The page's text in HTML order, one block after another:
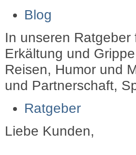
Blog
In unseren Ratgeber
Erkältung und
Reisen, Humor und
und Partnerschaft,
Ratgeber
Liebe Kunden,